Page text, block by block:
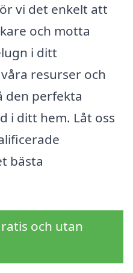
vi det enkelt att
och motta
i ditt
resurser och
den perfekta
i ditt hem. Låt oss
bästa
och utan